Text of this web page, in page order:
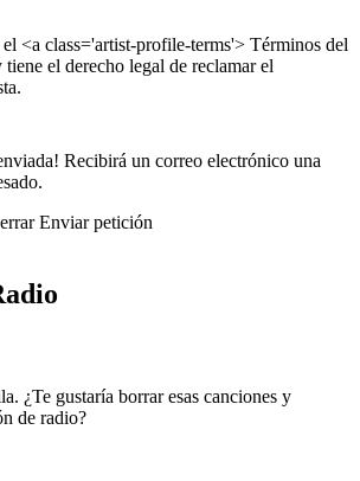
<a class='artist-profile-terms'> Términos del
el derecho legal de reclamar el
Recibirá un correo electrónico una
Enviar petición
¿Te gustaría borrar esas canciones y
de radio?